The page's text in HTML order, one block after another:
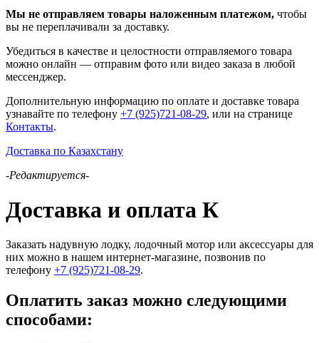
Мы не отправляем товары наложенным платежом, чтобы
вы не переплачивали за доставку.
Убедиться в качестве и целостности отправляемого товара
можно онлайн — отправим фото или видео заказа в любой
мессенджер.
Дополнительную информацию по оплате и доставке товара
узнавайте по телефону +7 (925)721-08-29, или на странице
Контакты.
Доставка по Казахстану
-Редактируется-
Доставка и оплата К
Заказать надувную лодку, лодочный мотор или аксессуары для
них можно в нашем интернет-магазине, позвонив по
телефону +7 (925)721-08-29.
Оплатить заказ можно следующими
способами: